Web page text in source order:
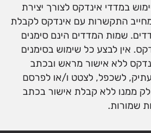
במדדי אינדקס לצורך יצירת
התקשרות עם אינדקס לקבלת
שמות המדדים הינם סימנים
אין לבצע כל שימוש בסימנים
ללא אישור מראש ובכתב
לשכפל, לצטט ו/או לפרסם
ממנו ללא קבלת אישור בכתב
שמורות.